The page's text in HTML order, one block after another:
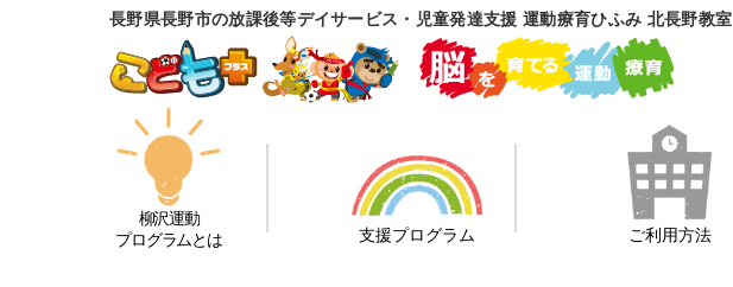
長野県長野市の放課後等デイサービス・児童発達支援 運動療育ひふみ 北長野教室
柳沢運動
プログラムとは
支援プログラム ご利用方法